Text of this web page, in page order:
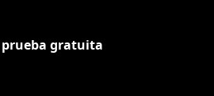
prueba gratuita